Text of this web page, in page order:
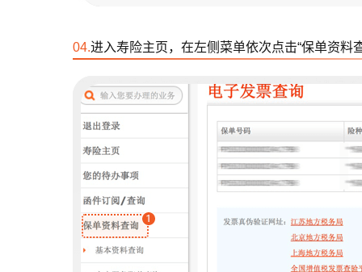
04.进入寿险主页，在左侧菜单依次点击“保单资料